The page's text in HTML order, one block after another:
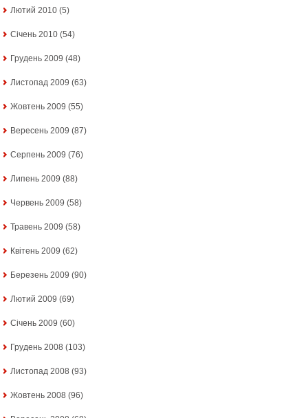
Лютий 2010 (5)
Січень 2010 (54)
Грудень 2009 (48)
Листопад 2009 (63)
Жовтень 2009 (55)
Вересень 2009 (87)
Серпень 2009 (76)
Липень 2009 (88)
Червень 2009 (58)
Травень 2009 (58)
Квітень 2009 (62)
Березень 2009 (90)
Лютий 2009 (69)
Січень 2009 (60)
Грудень 2008 (103)
Листопад 2008 (93)
Жовтень 2008 (96)